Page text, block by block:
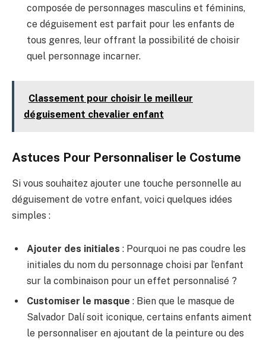
composée de personnages masculins et féminins,
ce déguisement est parfait pour les enfants de
tous genres, leur offrant la possibilité de choisir
quel personnage incarner.
Classement pour choisir le meilleur
déguisement chevalier enfant
Astuces Pour Personnaliser le Costume
Si vous souhaitez ajouter une touche personnelle au
déguisement de votre enfant, voici quelques idées
simples :
Ajouter des initiales : Pourquoi ne pas coudre les
initiales du nom du personnage choisi par l’enfant
sur la combinaison pour un effet personnalisé ?
Customiser le masque : Bien que le masque de
Salvador Dalí soit iconique, certains enfants aiment
le personnaliser en ajoutant de la peinture ou des